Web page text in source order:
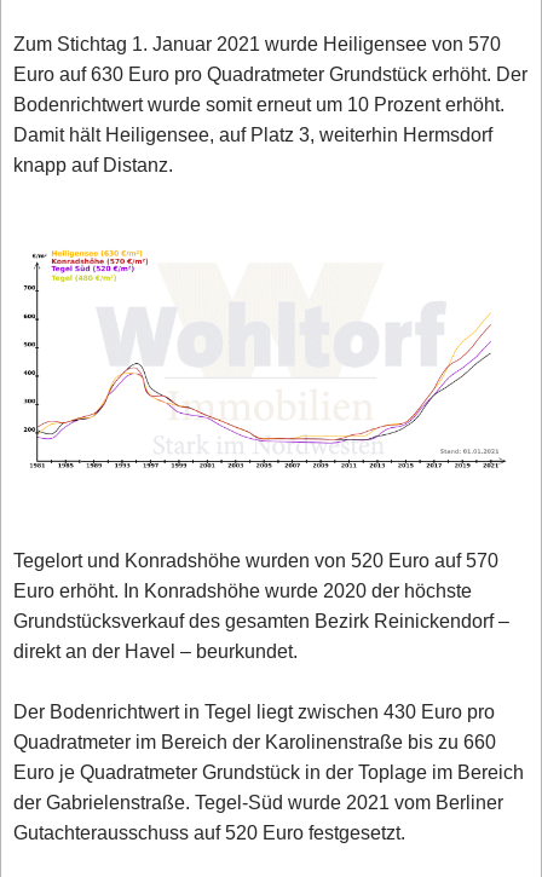
Zum Stichtag 1. Januar 2021 wurde Heiligensee von 570
Euro auf 630 Euro pro Quadratmeter Grundstück erhöht. Der
Bodenrichtwert wurde somit erneut um 10 Prozent erhöht.
Damit hält Heiligensee, auf Platz 3, weiterhin Hermsdorf
knapp auf Distanz.
Tegelort und Konradshöhe wurden von 520 Euro auf 570
Euro erhöht. In Konradshöhe wurde 2020 der höchste
Grundstücksverkauf des gesamten Bezirk Reinickendorf –
direkt an der Havel – beurkundet.
Der Bodenrichtwert in Tegel liegt zwischen 430 Euro pro
Quadratmeter im Bereich der Karolinenstraße bis zu 660
Euro je Quadratmeter Grundstück in der Toplage im Bereich
der Gabrielenstraße. Tegel-Süd wurde 2021 vom Berliner
Gutachterausschuss auf 520 Euro festgesetzt.